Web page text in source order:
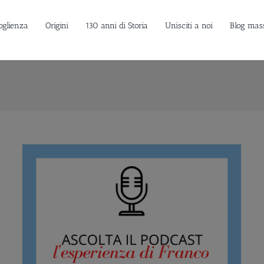
Origini 130 anni di Storia Unisciti a noi Blog